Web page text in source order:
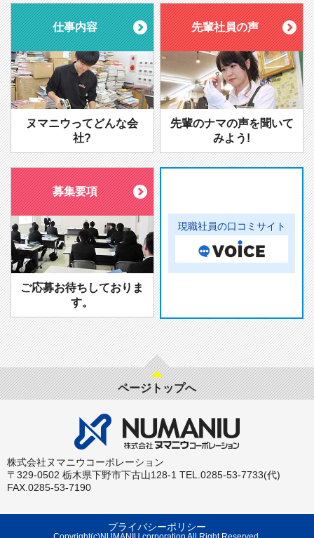
仕事内容
ヌマニウってどんな会
社?
先輩社員の声
先輩のナマの声を聞いて
みよう!
募集要項
ご応募お待ちしておりま
す。
現職社員の口コミサイト
ページトップへ
株式会社ヌマニウコーポレーション
〒329-0502 栃木県下野市下古山128-1 TEL.0285-53-7733(代)
FAX.0285-53-7190
プライバシーポリシー